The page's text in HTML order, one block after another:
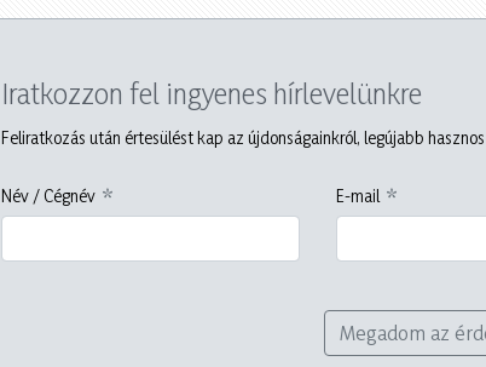
Iratkozzon fel ingyenes hírlevelünkre
Feliratkozás után értesülést kap az újdonságainkról, legújabb
Név / Cégnév E-mail
Megadom az